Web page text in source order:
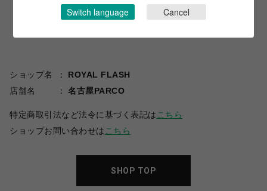
ショップ名
ROYAL FLASH
店舗名
名古屋PARCO
特定商取引法など法令に基づく表記は こちら
ショップお問い合わせは こちら
SHOP TOP
Switch language Cancel